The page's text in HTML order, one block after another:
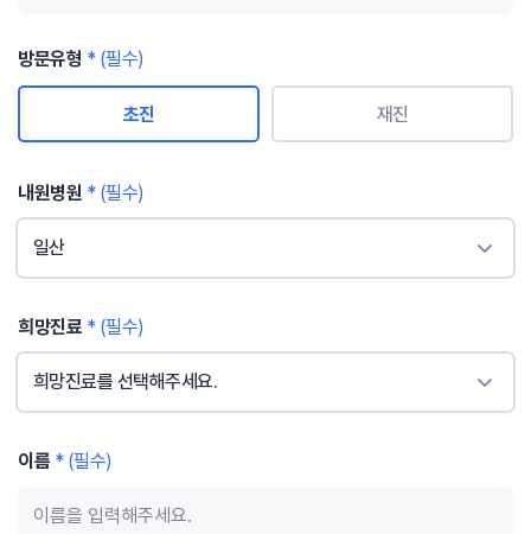
방문유형 * (필수)
초진 재진
내원병원 * (필수)
일산
희망진료 * (필수)
희망진료를 선택해주세요.
이름 * (필수)